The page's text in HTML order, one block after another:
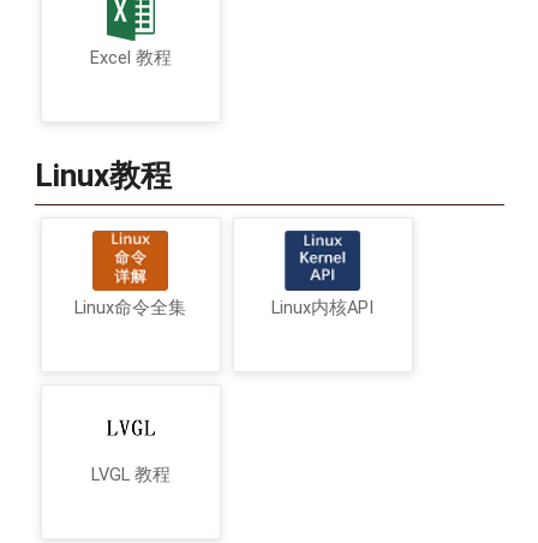
Excel 教程
Linux教程
Linux命令全集 Linux内核API
LVGL 教程